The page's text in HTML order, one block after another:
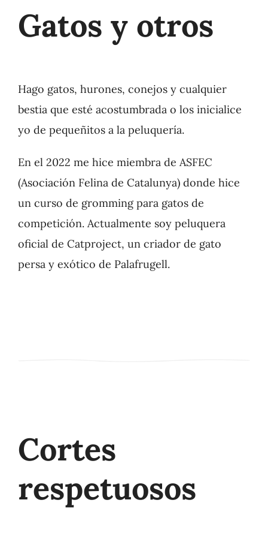
Gatos y otros
Hago gatos, hurones, conejos y cualquier
bestia que esté acostumbrada o los inicialice
yo de pequeñitos a la peluquería.
En el 2022 me hice miembra de ASFEC
(Asociación Felina de Catalunya) donde hice
un curso de gromming para gatos de
competición. Actualmente soy peluquera
oficial de Catproject, un criador de gato
persa y exótico de Palafrugell.
Cortes
respetuosos